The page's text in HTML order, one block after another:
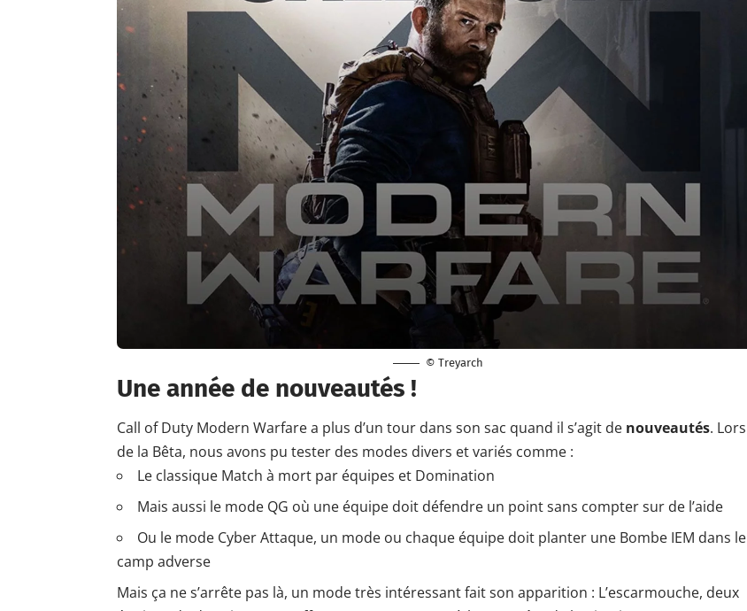
© Treyarch
Une année de nouveautés !
Call of Duty Modern Warfare a plus d’un tour dans son sac quand il s’agit de nouveautés. Lors
de la Bêta, nous avons pu tester des modes divers et variés comme :
Le classique Match à mort par équipes et Domination
Mais aussi le mode QG où une équipe doit défendre un point sans compter sur de l’aide
Ou le mode Cyber Attaque, un mode ou chaque équipe doit planter une Bombe IEM dans le
camp adverse
Mais ça ne s’arrête pas là, un mode très intéressant fait son apparition : L’escarmouche, deux